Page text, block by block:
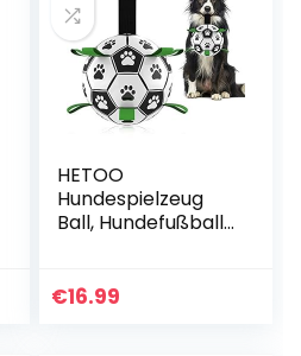
HETOO
Hundespielzeug
Ball, Hundefußball
unzerstörbar für
€16.99